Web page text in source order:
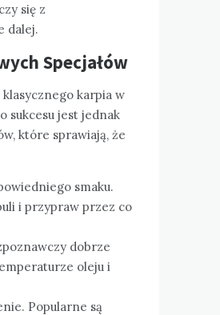
się z
dalej.
Specjałów
karpia w
sukcesu jest jednak
które sprawiają, że
smaku.
i przypraw przez co
dobrze
oleju i
Popularne są